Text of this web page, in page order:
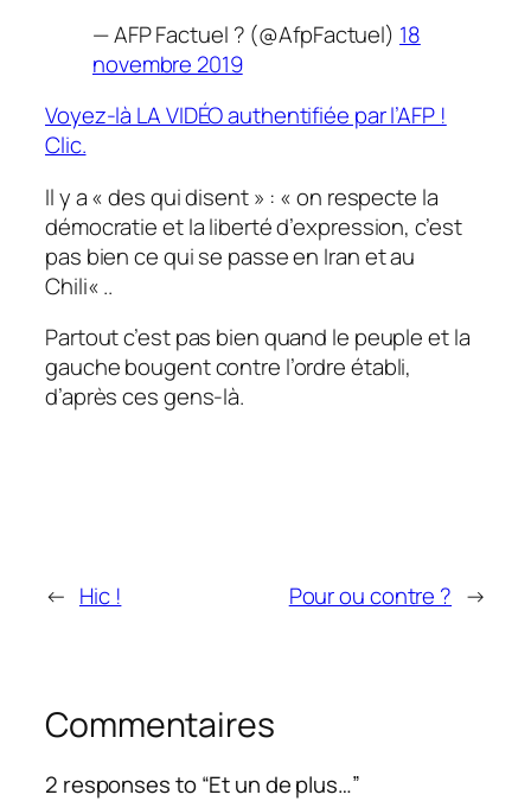
— AFP Factuel ? (@AfpFactuel) 18
novembre 2019
Voyez-là LA VIDÉO authentifiée par l’AFP !
Clic.
Il y a « des qui disent » : «on respecte la
démocratie et la liberté d’expression, c’est
pas bien ce qui se passe en Iran et au
Chili« ..
Partout c’est pas bien quand le peuple et la
gauche bougent contre l’ordre établi,
d’après ces gens-là.
← Hic ! Pour ou contre ? →
Commentaires
2 responses to “Et un de plus…”